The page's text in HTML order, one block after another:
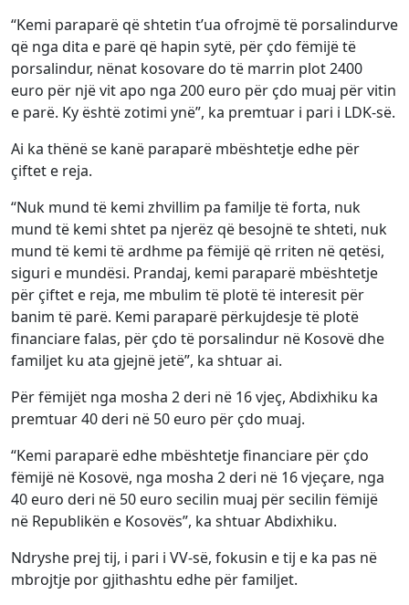
“Kemi paraparë që shtetin t’ua ofrojmë të porsalindurve
që nga dita e parë që hapin sytë, për çdo fëmijë të
porsalindur, nënat kosovare do të marrin plot 2400
euro për një vit apo nga 200 euro për çdo muaj për vitin
e parë. Ky është zotimi ynë”, ka premtuar i pari i LDK-së.
Ai ka thënë se kanë paraparë mbështetje edhe për
çiftet e reja.
“Nuk mund të kemi zhvillim pa familje të forta, nuk
mund të kemi shtet pa njerëz që besojnë te shteti, nuk
mund të kemi të ardhme pa fëmijë që rriten në qetësi,
siguri e mundësi. Prandaj, kemi paraparë mbështetje
për çiftet e reja, me mbulim të plotë të interesit për
banim të parë. Kemi paraparë përkujdesje të plotë
financiare falas, për çdo të porsalindur në Kosovë dhe
familjet ku ata gjejnë jetë”, ka shtuar ai.
Për fëmijët nga mosha 2 deri në 16 vjeç, Abdixhiku ka
premtuar 40 deri në 50 euro për çdo muaj.
“Kemi paraparë edhe mbështetje financiare për çdo
fëmijë në Kosovë, nga mosha 2 deri në 16 vjeçare, nga
40 euro deri në 50 euro secilin muaj për secilin fëmijë
në Republikën e Kosovës”, ka shtuar Abdixhiku.
Ndryshe prej tij, i pari i VV-së, fokusin e tij e ka pas në
mbrojtje por gjithashtu edhe për familjet.